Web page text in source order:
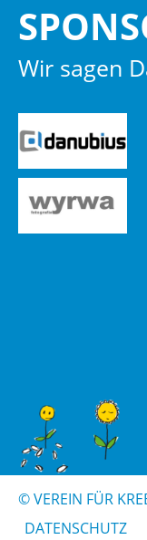
Wir sagen
© VER­EIN FÜR
DA­TEN­SCHUTZ